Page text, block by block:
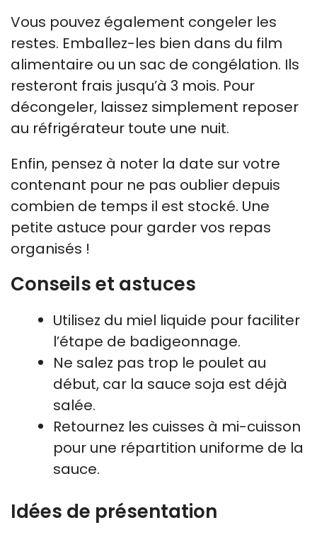
Vous pouvez également congeler les
restes. Emballez-les bien dans du film
alimentaire ou un sac de congélation. Ils
resteront frais jusqu’à 3 mois. Pour
décongeler, laissez simplement reposer
au réfrigérateur toute une nuit.
Enfin, pensez à noter la date sur votre
contenant pour ne pas oublier depuis
combien de temps il est stocké. Une
petite astuce pour garder vos repas
organisés !
Conseils et astuces
Utilisez du miel liquide pour faciliter
l’étape de badigeonnage.
Ne salez pas trop le poulet au
début, car la sauce soja est déjà
salée.
Retournez les cuisses à mi-cuisson
pour une répartition uniforme de la
sauce.
Idées de présentation